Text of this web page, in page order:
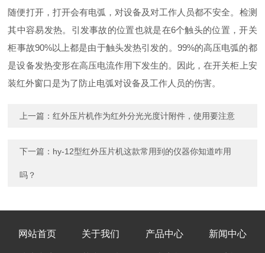
随便打开，打开会有电弧，对设备及对工作人员都不安全。检测
其中容易发热。引发事故的位置也就是在6个触头的位置，开关
柜事故90%以上都是由于触头发热引发的。99%的高压电弧的都
是设备发热变形在高压电流作用下发生的。因此，在开关柜上安
装红外窗口是为了防止电弧对设备及工作人员的伤害。
上一篇：红外压片机作为红外分光光度计附件，使用要注意
下一篇： hy-12型红外压片机这款常用到的仪器你知道咋用
吗？
网站首页 关于我们 产品中心 新闻中心